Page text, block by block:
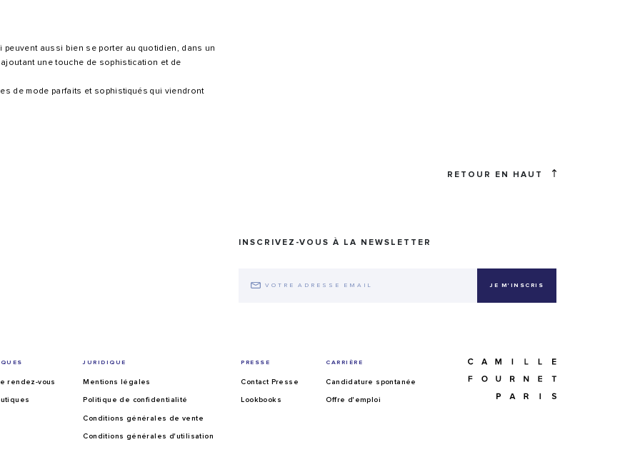
aussi bien se porter au quotidien, dans un
une touche de sophistication et de
de mode parfaits et sophistiqués qui viendront
RETOUR EN HAUT
INSCRIVEZ-VOUS À LA NEWSLETTER
rendez-vous
JURIDIQUE
Mentions légales
Politique de confidentialité
Conditions générales de vente
Conditions générales d'utilisation
PRESSE
Contact Presse
Lookbooks
CARRIÈRE
Candidature spontanée
Offre d'emploi